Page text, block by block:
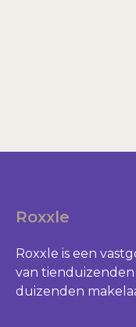
Roxxle
Roxxle is een
van
duizenden